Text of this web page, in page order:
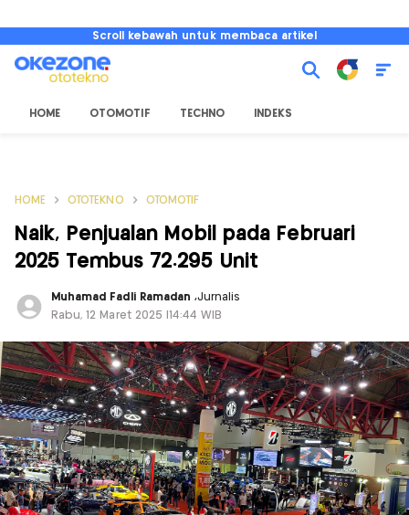
Scroll kebawah untuk membaca artikel
HOME OTOMOTIF TECHNO INDEKS
HOME OTOTEKNO OTOMOTIF
Naik, Penjualan Mobil pada Februari
2025 Tembus 72.295 Unit
Muhamad Fadli Ramadan,Jurnalis
Rabu, 12 Maret 2025 |14:44 WIB